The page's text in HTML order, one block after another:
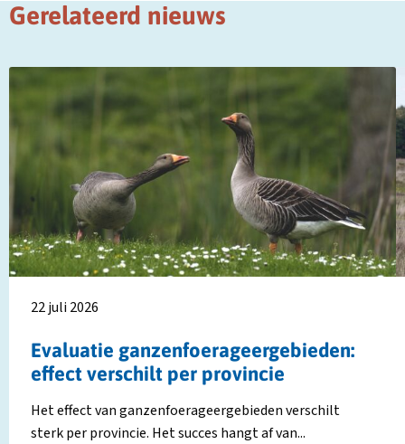
Gerelateerd nieuws
Evaluatie ganzenfoerageergebieden:
effect verschilt per provincie
22 juli 2026
Het effect van ganzenfoerageergebieden verschilt
sterk per provincie. Het succes hangt af van...
Evaluatie
ganzenfoerageergebieden:
effect
verschilt
per
provincie
1